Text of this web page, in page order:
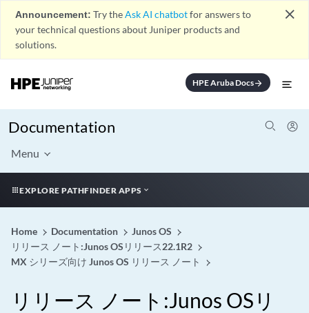
Announcement: Try theAsk AI chatbotfor answers to
your technical questions about Juniper products and
solutions.
close
HPE Aruba Docsarrow_forward
Documentation
Menu
EXPLORE PATHFINDER APPS
Home Documentation
Junos OS
リリース ノート:Junos OSリリース22.1R2
MX シリーズ向け Junos OS リリース ノート
リリース ノート:Junos OSリ